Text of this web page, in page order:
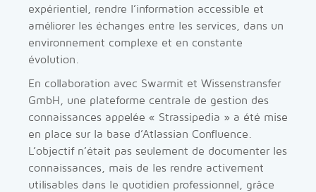
expérientiel, rendre l’information accessible et
améliorer les échanges entre les services, dans un
environnement complexe et en constante
évolution.
En collaboration avec Swarmit et Wissenstransfer
GmbH, une plateforme centrale de gestion des
connaissances appelée « Strassipedia » a été mise
en place sur la base d’Atlassian Confluence.
L’objectif n’était pas seulement de documenter les
connaissances, mais de les rendre activement
utilisables dans le quotidien professionnel, grâce